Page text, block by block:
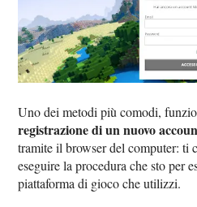
Uno dei metodi più comodi,
registrazione di un nuovo
tramite il browser del computer: ti
eseguire la procedura che sto per
piattaforma di gioco che utilizzi.